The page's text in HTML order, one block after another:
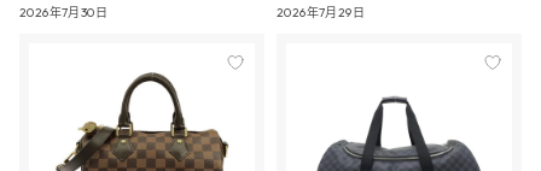
2026年7月30日 2026年7月29日